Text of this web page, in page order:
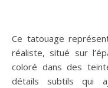
Ce tatouage représente un magnifique papillon en style
réaliste, situé sur
coloré dans des
détails subtils qui